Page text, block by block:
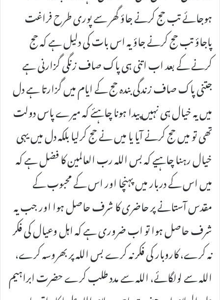
ہوجائے تب حج کرنے جاؤ گھر سے پوری طرح فراغت
پاجاؤ تب حج کرنے جاؤ یہ اس بات کی دلیل ہے کہ حج
کرنے کے بعد اب اتنی ہی پاک صاف زنگی گزارنی ہے
جتنی پاک صاف زندگی بندہ حج کے ایام میں گزارتا ہے دل
میں یہ خیال ہی نہیں پیدا ہونا چاہئے کہ میرے پاس دولت
تھی تو میں حج کرنے آیا یا میں نے حج کرلیا بلکہ دل میں یہی
خیال رہنا چاہیے کہ بس اللہ رب العالمین کا فضل ہے کہ
میں اس کے دربار میں پہنچا اور اس کے محبوب کے
مقدس آستانے پر حاضری کا شرف حاصل ہوا اور جب یہ
شرف حاصل ہوا تو اب ضروری ہے کہ اہل وعیال کی فکر
نہ کرے، کاروبار کی فکر نہ کرے بس اللہ پر بھروسہ کرے،
اللہ سے لولگائے، اللہ سے مدد طلب کرے حضرت ابراہیم